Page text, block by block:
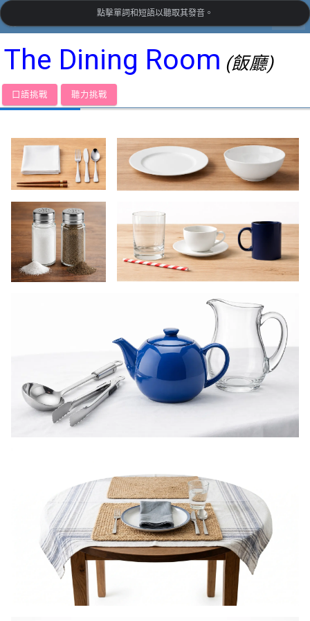
LanguageGuide.org•英式英語視覺詞彙
The Dining Room (飯廳)
口語挑戰 聽力挑戰
點擊單詞和短語以聽取其發音。